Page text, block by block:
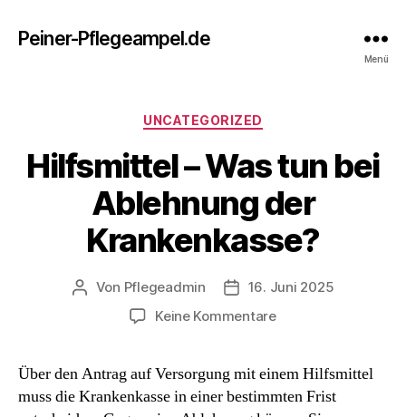
Peiner-Pflegeampel.de
Menü
Kategorien
UNCATEGORIZED
Hilfsmittel – Was tun bei
Ablehnung der
Krankenkasse?
Beitragsautor
Von Pflegeadmin Beitragsdatum
16. Juni 2025
Keine Kommentarezu
Was
tun
Über den Antrag auf Versorgung mit einem Hilfsmittel
muss die Krankenkasse in einer bestimmten Frist